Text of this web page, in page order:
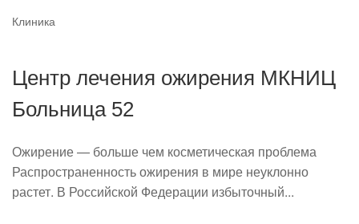
Клиника
Центр лечения ожирения МКНИЦ
Больница 52
Ожирение — больше чем косметическая проблема
Распространенность ожирения в мире неуклонно
растет. В Российской Федерации избыточный...